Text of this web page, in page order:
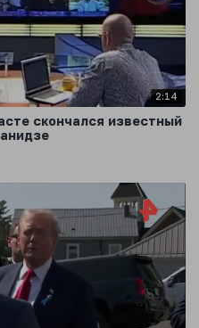
2:14
скончался известный